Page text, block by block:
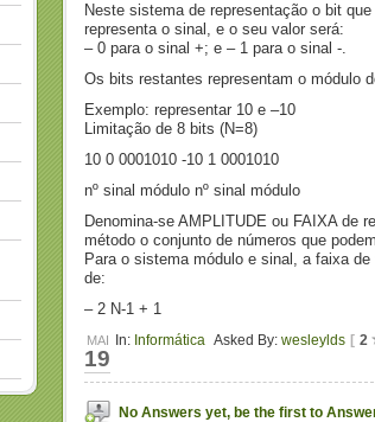
Neste sistema de representação o bit
representa o sinal, e o seu valor será:
– 0 para o sinal +; e – 1 para o sinal -.
Os bits restantes representam o módulo
Exemplo: representar 10 e –10
Limitação de 8 bits (N=8)
10 0 0001010 -10 1 0001010
nº sinal módulo nº sinal módulo
Denomina-se AMPLITUDE ou FAIXA de
método o conjunto de números que
Para o sistema módulo e sinal, a faixa
de:
– 2 N-1 + 1
In: Informática Asked By: wesleylds [ 2
MAI
19
No Answers yet, be the first to